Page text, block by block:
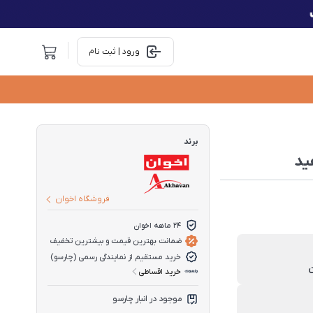
ورود | ثبت نام
برند
فروشگاه اخوان
۲۴ ماهه اخوان
ضمانت بهترین قیمت و بیشترین تخفیف
خرید مستقیم از نمایندگی رسمی (چارسو)
خرید اقساطی
موجود در انبار چارسو